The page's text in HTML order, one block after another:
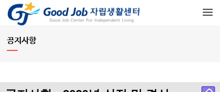
메뉴 건너뛰기
공지사항